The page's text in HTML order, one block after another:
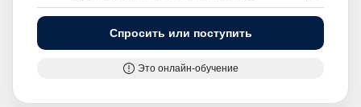
Спросить или поступить
Это онлайн-обучение